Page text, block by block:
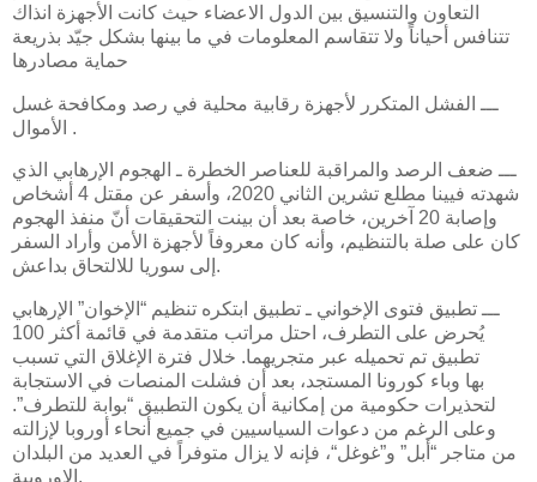
التعاون والتنسيق بين الدول الاعضاء حيث كانت الأجهزة انذاك
تتنافس أحياناً ولا تتقاسم المعلومات في ما بينها بشكل جيّد بذريعة
حماية مصادرها
ـــ الفشل المتكرر لأجهزة رقابية محلية في رصد ومكافحة غسل
الأموال .
ـــ ضعف الرصد والمراقبة للعناصر الخطرة ـ الهجوم الإرهابي الذي
شهدته فيينا مطلع تشرين الثاني 2020، وأسفر عن مقتل 4 أشخاص
وإصابة 20 آخرين، خاصة بعد أن بينت التحقيقات أنّ منفذ الهجوم
كان على صلة بالتنظيم، وأنه كان معروفاً لأجهزة الأمن وأراد السفر
إلى سوريا للالتحاق بداعش.
ـــ تطبيق فتوى الإخواني ـ تطبيق ابتكره تنظيم “الإخوان” الإرهابي
يُحرض على التطرف، احتل مراتب متقدمة في قائمة أكثر 100
تطبيق تم تحميله عبر متجريهما. خلال فترة الإغلاق التي تسبب
بها وباء كورونا المستجد، بعد أن فشلت المنصات في الاستجابة
لتحذيرات حكومية من إمكانية أن يكون التطبيق “بوابة للتطرف”.
وعلى الرغم من دعوات السياسيين في جميع أنحاء أوروبا لإزالته
من متاجر “أبل” و”غوغل“، فإنه لا يزال متوفراً في العديد من البلدان
الاوروبية.